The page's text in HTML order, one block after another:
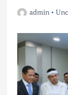
admin